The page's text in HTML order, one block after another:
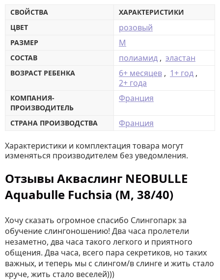
СВОЙСТВА
ХАРАКТЕРИСТИКИ
ЦВЕТ
розовый
РАЗМЕР М
СОСТАВ полиамид , эластан
ВОЗРАСТ РЕБЕНКА 6+ месяцев , 1+ год ,
2+ года
КОМПАНИЯ-
ПРОИЗВОДИТЕЛЬ
Франция
СТРАНА ПРОИЗВОДСТВА Франция
Характеристики и комплектация товара могут
изменяться производителем без уведомления.
Отзывы Акваслинг NEOBULLE
Aquabulle Fuchsia (M, 38/40)
Хочу сказать огромное спасибо Слингопарк за
обучение слингоношению! Два часа пролетели
незаметно, два часа такого легкого и приятного
общения. Два часа, всего пара секретиков, но таких
важных, и теперь мы с слингом/в слинге и жить стало
круче, жить стало веселей)))